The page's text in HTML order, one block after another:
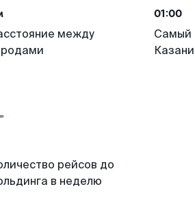
между
01:00
Самый
Казани
рейсов до
в неделю